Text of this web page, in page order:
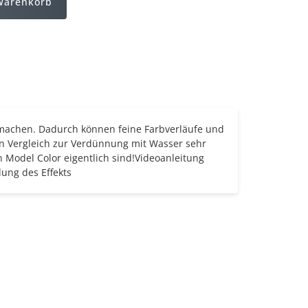
Dadurch können feine Farbverläufe und
Vergleich zur Verdünnung mit Wasser sehr
Color eigentlich sind!Videoanleitung
des Effekts